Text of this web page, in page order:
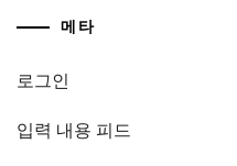
메타
로그인
입력 내용 피드